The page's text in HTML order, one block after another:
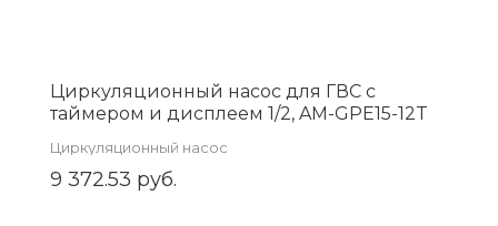
Циркуляционный насос для ГВС с
таймером и дисплеем 1/2, AM-GPE15-12T
Циркуляционный насос
9 372.53 руб.